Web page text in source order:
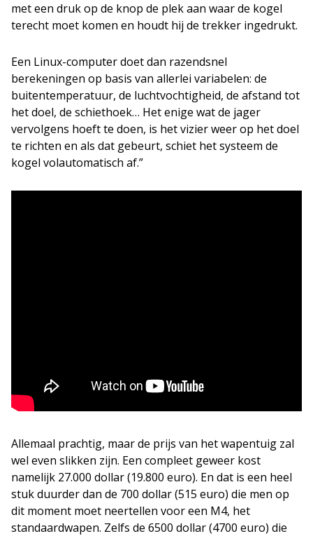
met een druk op de knop de plek aan waar de kogel
terecht moet komen en houdt hij de trekker ingedrukt.
Een Linux-computer doet dan razendsnel
berekeningen op basis van allerlei variabelen: de
buitentemperatuur, de luchtvochtigheid, de afstand tot
het doel, de schiethoek… Het enige wat de jager
vervolgens hoeft te doen, is het vizier weer op het doel
te richten en als dat gebeurt, schiet het systeem de
kogel volautomatisch af.”
Allemaal prachtig, maar de prijs van het wapentuig zal
wel even slikken zijn. Een compleet geweer kost
namelijk 27.000 dollar (19.800 euro). En dat is een heel
stuk duurder dan de 700 dollar (515 euro) die men op
dit moment moet neertellen voor een M4, het
standaardwapen. Zelfs de 6500 dollar (4700 euro) die